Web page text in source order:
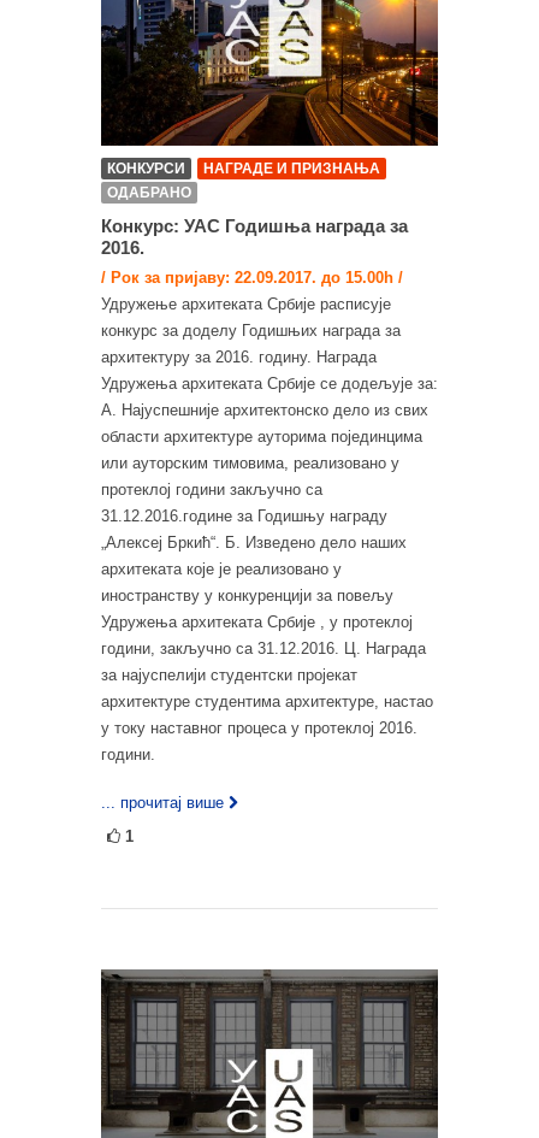
КОНКУРСИ
НАГРАДЕ И ПРИЗНАЊА
ОДАБРАНО
Конкурс: УАС Годишња награда за
2016.
/ Рок за пријаву: 22.09.2017. до 15.00h /
Удружење архитеката Србије расписује
конкурс за доделу Годишњих награда за
архитектуру за 2016. годину. Награда
Удружења архитеката Србије се додељује за:
А. Најуспешније архитектонско дело из свих
области архитектуре ауторима појединцима
или ауторским тимовима, реализовано у
протеклој години закључно са
31.12.2016.године за Годишњу награду
„Алексеј Бркић“. Б. Изведено дело наших
архитеката које је реализовано у
иностранству у конкуренцији за повељу
Удружења архитеката Србије , у протеклој
години, закључно са 31.12.2016. Ц. Награда
за најуспелији студентски пројекат
архитектуре студентима архитектуре, настао
у току наставног процеса у протеклој 2016.
години.
... прочитај више
1